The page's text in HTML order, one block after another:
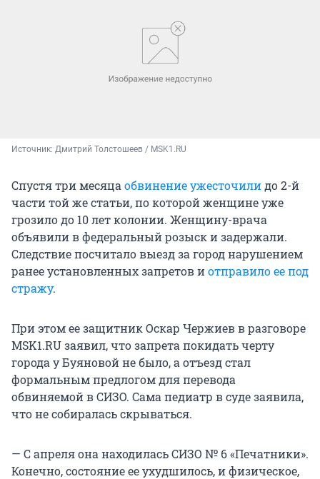
Источник: Дмитрий Толстошеев / MSK1.RU
Спустя три месяца обвинение ужесточилидо 2-й
части той же статьи, по которой женщине уже
грозило до 10 лет колонии. Женщину-врача
объявили в федеральный розыск и задержали.
Следствие посчитало выезд за город нарушением
ранее установленных запретов иотправило ее под
стражу.
При этом ее защитник Оскар Чержиев в разговоре
MSK1.RU заявил, что запрета покидать черту
города у Буяновой не было, а отъезд стал
формальным предлогом для перевода
обвиняемой в СИЗО. Сама педиатр в суде заявила,
что не собиралась скрываться.
— С апреля она находилась СИЗО № 6 «Печатники».
Конечно, состояние ее ухудшилось, и физическое,